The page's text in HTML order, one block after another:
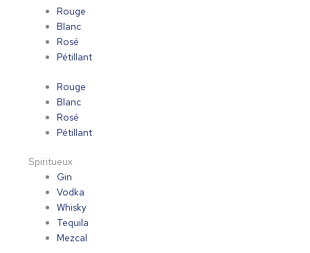
Rouge
Blanc
Rosé
Pétillant
Rouge
Blanc
Rosé
Pétillant
Spiritueux
Gin
Vodka
Whisky
Tequila
Mezcal